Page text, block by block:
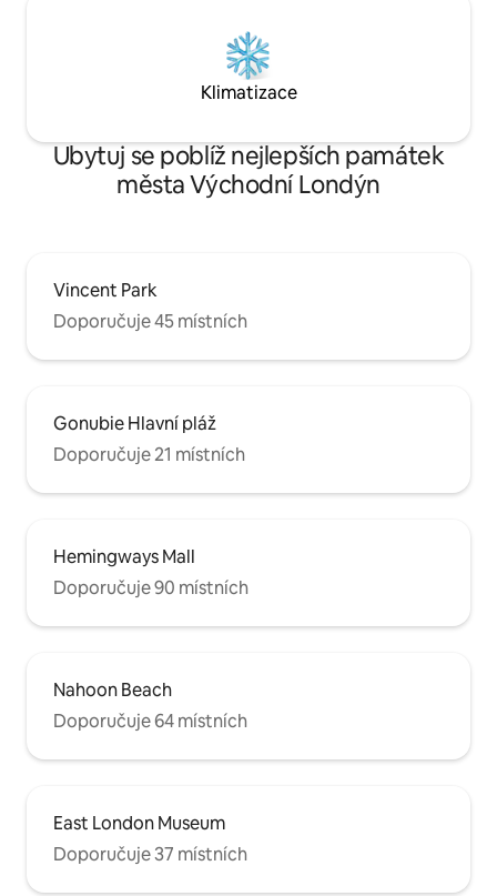
Klimatizace
Ubytuj se poblíž nejlepších památek
města Východní Londýn
Vincent Park
Doporučuje 45 místních
Gonubie Hlavní pláž
Doporučuje 21 místních
Hemingways Mall
Doporučuje 90 místních
Nahoon Beach
Doporučuje 64 místních
East London Museum
Doporučuje 37 místních